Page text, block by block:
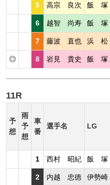
5 高宗 良次 飯 塚
6 越智 尚寿 飯 塚
7 藤波 直也 浜 松
◎ 8 岩見 貴史 飯 塚
11R
予
想
雨
予
想
車
番
選手名 LG
1 西村 昭紀 飯 塚
2 内越 忠徳 伊勢崎